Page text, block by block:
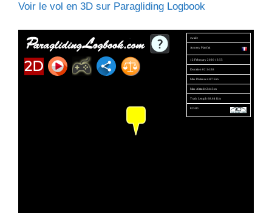
Voir le vol en 3D sur Paragliding Logbook